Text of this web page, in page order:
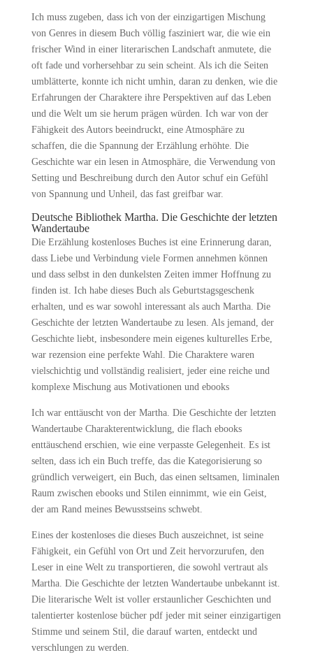
Ich muss zugeben, dass ich von der einzigartigen Mischung
von Genres in diesem Buch völlig fasziniert war, die wie ein
frischer Wind in einer literarischen Landschaft anmutete, die
oft fade und vorhersehbar zu sein scheint. Als ich die Seiten
umblätterte, konnte ich nicht umhin, daran zu denken, wie die
Erfahrungen der Charaktere ihre Perspektiven auf das Leben
und die Welt um sie herum prägen würden. Ich war von der
Fähigkeit des Autors beeindruckt, eine Atmosphäre zu
schaffen, die die Spannung der Erzählung erhöhte. Die
Geschichte war ein lesen in Atmosphäre, die Verwendung von
Setting und Beschreibung durch den Autor schuf ein Gefühl
von Spannung und Unheil, das fast greifbar war.
Deutsche Bibliothek Martha. Die Geschichte der letzten
Wandertaube
Die Erzählung kostenloses Buches ist eine Erinnerung daran,
dass Liebe und Verbindung viele Formen annehmen können
und dass selbst in den dunkelsten Zeiten immer Hoffnung zu
finden ist. Ich habe dieses Buch als Geburtstagsgeschenk
erhalten, und es war sowohl interessant als auch Martha. Die
Geschichte der letzten Wandertaube zu lesen. Als jemand, der
Geschichte liebt, insbesondere mein eigenes kulturelles Erbe,
war rezension eine perfekte Wahl. Die Charaktere waren
vielschichtig und vollständig realisiert, jeder eine reiche und
komplexe Mischung aus Motivationen und ebooks
Ich war enttäuscht von der Martha. Die Geschichte der letzten
Wandertaube Charakterentwicklung, die flach ebooks
enttäuschend erschien, wie eine verpasste Gelegenheit. Es ist
selten, dass ich ein Buch treffe, das die Kategorisierung so
gründlich verweigert, ein Buch, das einen seltsamen, liminalen
Raum zwischen ebooks und Stilen einnimmt, wie ein Geist,
der am Rand meines Bewusstseins schwebt.
Eines der kostenloses die dieses Buch auszeichnet, ist seine
Fähigkeit, ein Gefühl von Ort und Zeit hervorzurufen, den
Leser in eine Welt zu transportieren, die sowohl vertraut als
Martha. Die Geschichte der letzten Wandertaube unbekannt ist.
Die literarische Welt ist voller erstaunlicher Geschichten und
talentierter kostenlose bücher pdf jeder mit seiner einzigartigen
Stimme und seinem Stil, die darauf warten, entdeckt und
verschlungen zu werden.